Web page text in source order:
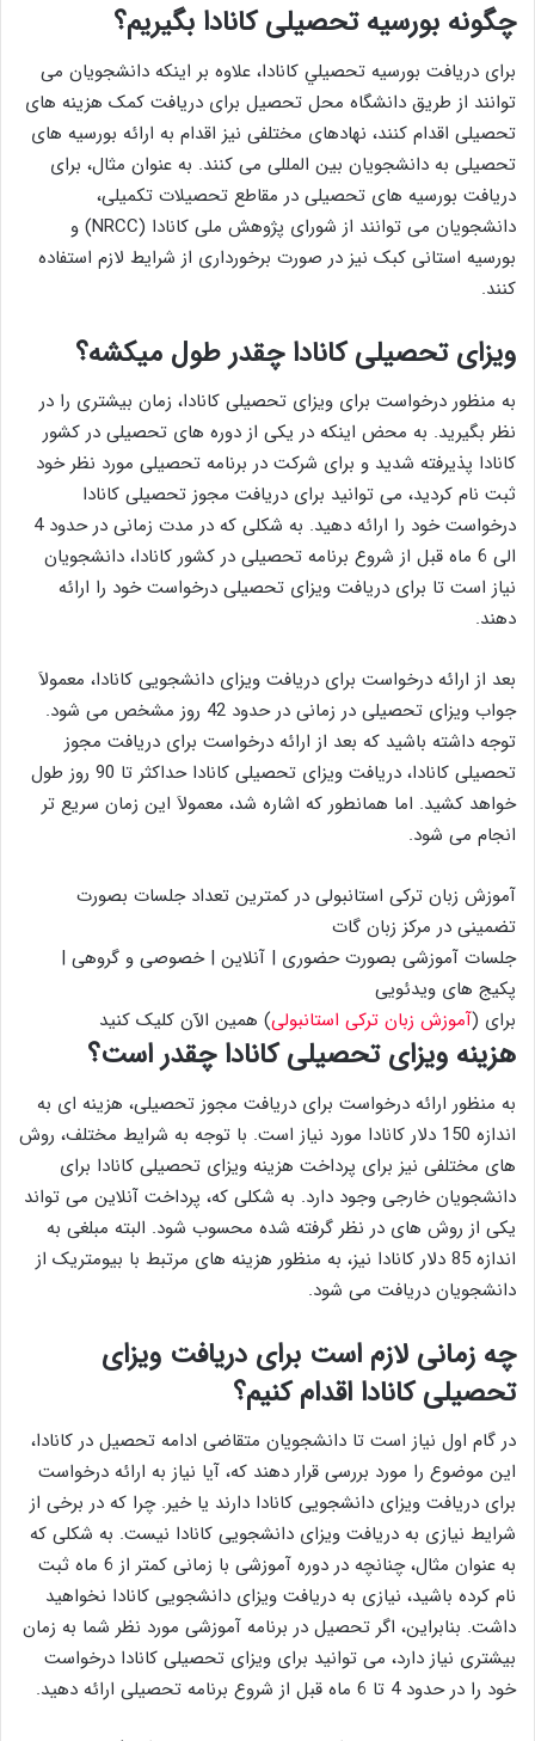
چگونه بورسیه تحصیلی کانادا بگیریم؟
برای دریافت بورسيه تحصيلي كانادا، علاوه بر اینکه دانشجویان می
توانند از طریق دانشگاه محل تحصیل برای دریافت کمک هزینه های
تحصیلی اقدام کنند، نهادهای مختلفی نیز اقدام به ارائه بورسیه های
تحصیلی به دانشجویان بین المللی می کنند. به عنوان مثال، برای
دریافت بورسیه های تحصیلی در مقاطع تحصیلات تکمیلی،
دانشجویان می توانند از شورای پژوهش ملی کانادا (NRCC) و
بورسیه استانی کبک نیز در صورت برخورداری از شرایط لازم استفاده
کنند.
ویزای تحصیلی کانادا چقدر طول میکشه؟
به منظور درخواست برای ویزای تحصیلی کانادا، زمان بیشتری را در
نظر بگیرید. به محض اینکه در یکی از دوره های تحصیلی در کشور
کانادا پذیرفته شدید و برای شرکت در برنامه تحصیلی مورد نظر خود
ثبت نام کردید، می توانید برای دریافت مجوز تحصیلی کانادا
درخواست خود را ارائه دهید. به شکلی که در مدت زمانی در حدود 4
الی 6 ماه قبل از شروع برنامه تحصیلی در کشور کانادا، دانشجویان
نیاز است تا برای دریافت ویزای تحصیلی درخواست خود را ارائه
دهند.
بعد از ارائه درخواست برای دریافت ویزای دانشجویی کانادا، معمولاَ
جواب ویزای تحصیلی در زمانی در حدود 42 روز مشخص می شود.
توجه داشته باشید که بعد از ارائه درخواست برای دریافت مجوز
تحصیلی کانادا، دریافت ویزای تحصیلی کانادا حداکثر تا 90 روز طول
خواهد کشید. اما همانطور که اشاره شد، معمولاَ این زمان سریع تر
انجام می شود.
آموزش زبان ترکی استانبولی در کمترین تعداد جلسات بصورت
تضمینی در مرکز زبان گات
جلسات آموزشی بصورت حضوری | آنلاین | خصوصی و گروهی |
پکیج های ویدئویی
برای (آموزش زبان ترکی استانبولی) همین الآن کلیک کنید
هزینه ویزای تحصیلی کانادا چقدر است؟
به منظور ارائه درخواست برای دریافت مجوز تحصیلی، هزینه ای به
اندازه 150 دلار کانادا مورد نیاز است. با توجه به شرایط مختلف، روش
های مختلفی نیز برای پرداخت هزینه ویزای تحصیلی کانادا برای
دانشجویان خارجی وجود دارد. به شکلی که، پرداخت آنلاین می تواند
یکی از روش های در نظر گرفته شده محسوب شود. البته مبلغی به
اندازه 85 دلار کانادا نیز، به منظور هزینه های مرتبط با بیومتریک از
دانشجویان دریافت می شود.
چه زمانی لازم است برای دریافت ویزای
تحصیلی کانادا اقدام کنیم؟
در گام اول نیاز است تا دانشجویان متقاضی ادامه تحصیل در کانادا،
این موضوع را مورد بررسی قرار دهند که، آیا نیاز به ارائه درخواست
برای دریافت ویزای دانشجویی کانادا دارند یا خیر. چرا که در برخی از
شرایط نیازی به دریافت ویزای دانشجویی کانادا نیست. به شکلی که
به عنوان مثال، چنانچه در دوره آموزشی با زمانی کمتر از 6 ماه ثبت
نام کرده باشید، نیازی به دریافت ویزای دانشجویی کانادا نخواهید
داشت. بنابراین، اگر تحصیل در برنامه آموزشی مورد نظر شما به زمان
بیشتری نیاز دارد، می توانید برای ویزای تحصیلی کانادا درخواست
خود را در حدود 4 تا 6 ماه قبل از شروع برنامه تحصیلی ارائه دهید.